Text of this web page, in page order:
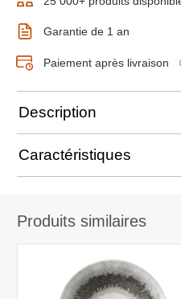
Garantie de 1 an
Paiement après livraison
Description
Caractéristiques
Produits similaires